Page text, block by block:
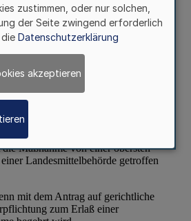
zustimmen, oder nur solchen,
der Seite zwingend erforderlich
Datenschutzerklärung
akzeptieren